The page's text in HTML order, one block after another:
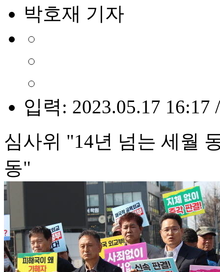
박호재 기자
입력: 2023.05.17 16:17
심사위 "14년 넘는 세월
동"